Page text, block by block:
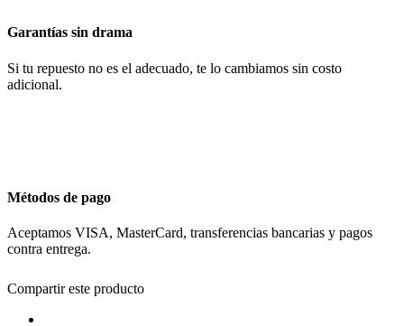
Garantías sin drama
Si tu repuesto no es el adecuado, te lo cambiamos sin costo
adicional.
Métodos de pago
Aceptamos VISA, MasterCard, transferencias bancarias y pagos
contra entrega.
Compartir este producto